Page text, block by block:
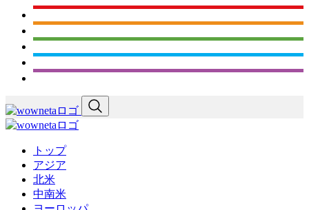
トップ
アジア
北米
中南米